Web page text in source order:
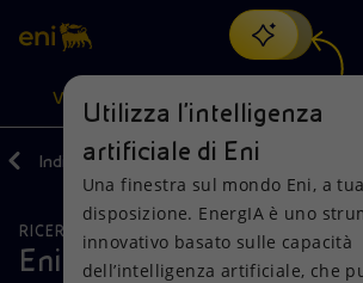
Cerca
scopri EnergIA, la nostra nuova
artificiale.
VISIONE
Visione
Azioni
Prodotti
Indietro Media Comunicati Stampa
RICERCA, SVILUPPO E TECNOLOGIA
Eni seleziona le migliori
Utilizza l'intelligenza
artificiale di Eni
Una finestra sul mondo Eni, a tua
disposizione. EnergIA è uno
innovativo basato sulle capacità
dell’intelligenza artificiale, che